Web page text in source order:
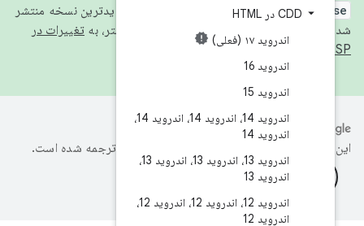
اندروید 14، اندروید 14، اندروید 14،
اندروید 13، اندروید 13، اندروید 13،
اندروید 12، اندروید 12، اندروید 12،
همیشه به جدیدترین نسخه منتشر
تغییرات در